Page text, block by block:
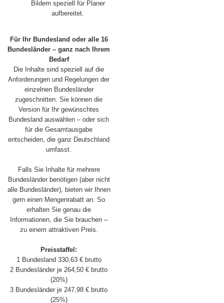
Bildern speziell für Planer
aufbereitet.
Für Ihr Bundesland oder alle 16
Bundesländer – ganz nach Ihrem
Bedarf
Die Inhalte sind speziell auf die
Anforderungen und Regelungen der
einzelnen Bundesländer
zugeschnitten. Sie können die
Version für Ihr gewünschtes
Bundesland auswählen – oder sich
für die Gesamtausgabe
entscheiden, die ganz Deutschland
umfasst.
Falls Sie Inhalte für mehrere
Bundesländer benötigen (aber nicht
alle Bundesländer), bieten wir Ihnen
gern einen Mengenrabatt an. So
erhalten Sie genau die
Informationen, die Sie brauchen –
zu einem attraktiven Preis.
Preisstaffel:
1 Bundesland 330,63 € brutto
2 Bundesländer je 264,50 € brutto
(20%)
3 Bundesländer je 247,98 € brutto
(25%)